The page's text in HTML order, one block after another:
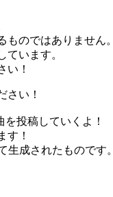
のではありません。
います。
い！
さい！
投稿していくよ！
す！
成されたものです。